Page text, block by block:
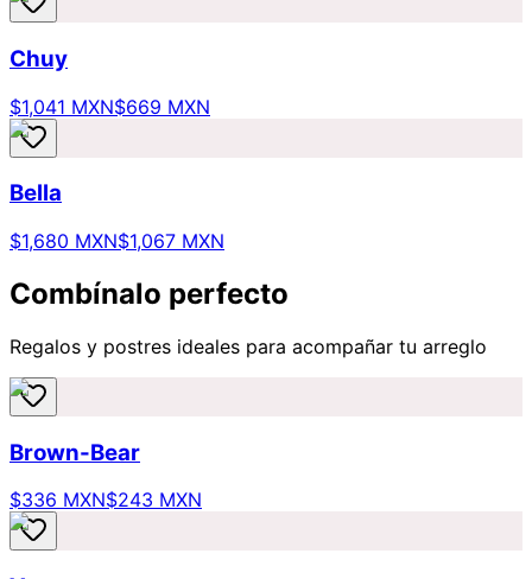
Chuy
$1,041 MXN$669 MXN
Bella
$1,680 MXN$1,067 MXN
Combínalo perfecto
Regalos y postres ideales para acompañar tu arreglo
Brown-Bear
$336 MXN$243 MXN